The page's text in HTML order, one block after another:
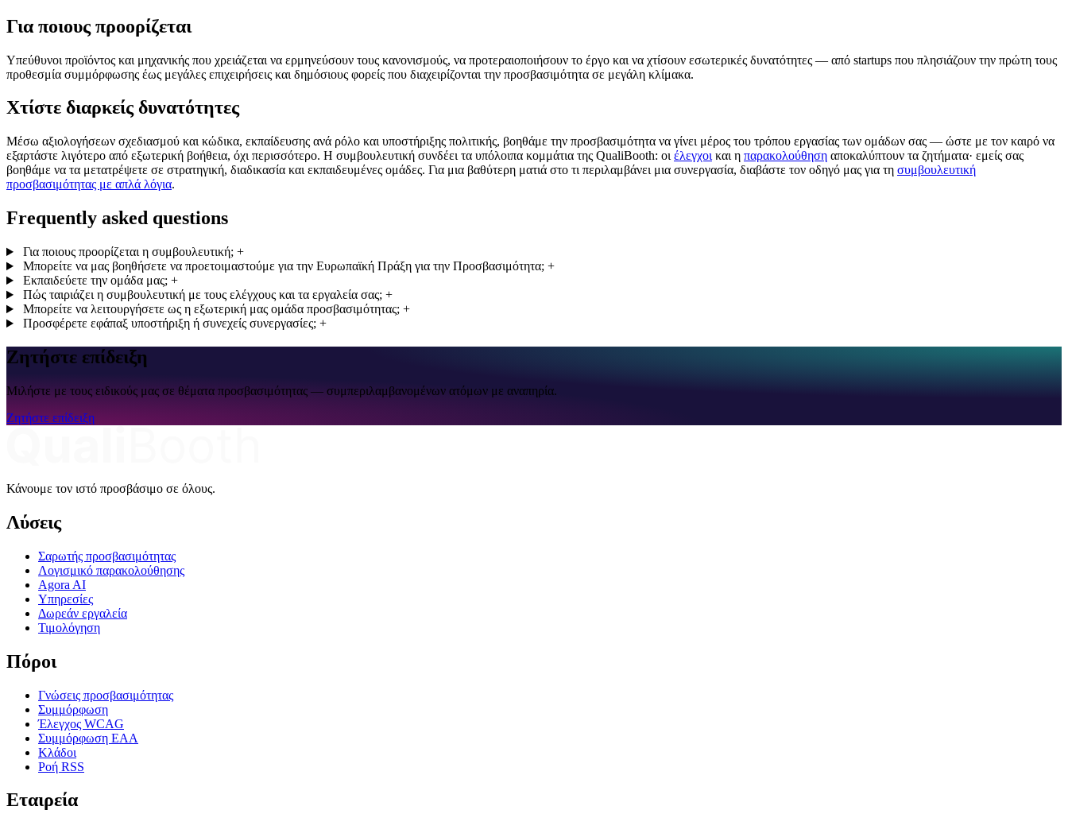
Για ποιους προορίζεται
Υπεύθυνοι προϊόντος και μηχανικής που χρειάζεται να ερμηνεύσουν τους κανονισμούς, να προτεραιοποιήσουν το έργο και να χτίσουν εσωτερικές δυνατότητες — από startups που πλησιάζουν την πρώτη τους
προθεσμία συμμόρφωσης έως μεγάλες επιχειρήσεις και δημόσιους φορείς που διαχειρίζονται την προσβασιμότητα σε μεγάλη κλίμακα.
Χτίστε διαρκείς δυνατότητες
Μέσω αξιολογήσεων σχεδιασμού και κώδικα, εκπαίδευσης ανά ρόλο και υποστήριξης πολιτικής, βοηθάμε την προσβασιμότητα να γίνει μέρος του τρόπου εργασίας των ομάδων σας — ώστε με τον καιρό να
εξαρτάστε λιγότερο από εξωτερική βοήθεια, όχι περισσότερο. Η συμβουλευτική συνδέει τα υπόλοιπα κομμάτια της QualiBooth: οι έλεγχοι και η παρακολούθηση αποκαλύπτουν τα ζητήματα· εμείς σας
βοηθάμε να τα μετατρέψετε σε στρατηγική, διαδικασία και εκπαιδευμένες ομάδες. Για μια βαθύτερη ματιά στο τι περιλαμβάνει μια συνεργασία, διαβάστε τον οδηγό μας για τη συμβουλευτική
προσβασιμότητας με απλά λόγια.
Frequently asked questions
Για ποιους προορίζεται η συμβουλευτική; +
Μπορείτε να μας βοηθήσετε να προετοιμαστούμε για την Ευρωπαϊκή Πράξη για την Προσβασιμότητα; +
Εκπαιδεύετε την ομάδα μας; +
Πώς ταιριάζει η συμβουλευτική με τους ελέγχους και τα εργαλεία σας; +
Μπορείτε να λειτουργήσετε ως η εξωτερική μας ομάδα προσβασιμότητας; +
Προσφέρετε εφάπαξ υποστήριξη ή συνεχείς συνεργασίες; +
Ζητήστε επίδειξη
Μιλήστε με τους ειδικούς μας σε θέματα προσβασιμότητας — συμπεριλαμβανομένων ατόμων με αναπηρία.
Ζητήστε επίδειξη
Κάνουμε τον ιστό προσβάσιμο σε όλους.
Λύσεις
Σαρωτής προσβασιμότητας
Λογισμικό παρακολούθησης
Agora AI
Υπηρεσίες
Δωρεάν εργαλεία
Τιμολόγηση
Πόροι
Γνώσεις προσβασιμότητας
Συμμόρφωση
Έλεγχος WCAG
Συμμόρφωση EAA
Κλάδοι
Ροή RSS
Εταιρεία